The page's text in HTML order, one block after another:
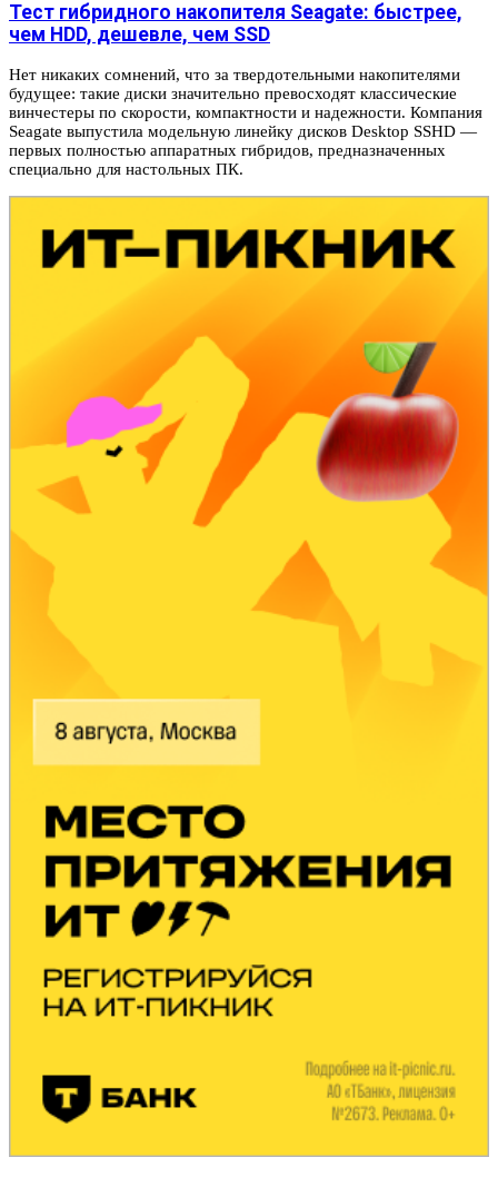
Тест гибридного накопителя Seagate: быстрее,
чем HDD, дешевле, чем SSD
Нет никаких сомнений, что за твердотельными накопителями
будущее: такие диски значительно превосходят классические
винчестеры по скорости, компактности и надежности. Компания
Seagate выпустила модельную линейку дисков Desktop SSHD —
первых полностью аппаратных гибридов, предназначенных
специально для настольных ПК.